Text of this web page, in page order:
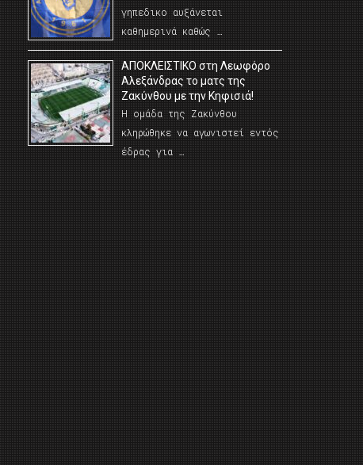
γηπεδικο αυξάνεται
καθημερινά καθώς …
AΠΟΚΛΕΙΣΤΙΚΟ στη Λεωφόρο
Αλεξάνδρας το ματς της
Ζακύνθου με την Κηφισιά!
Η ομάδα της Ζακύνθου
κληρώθηκε να αγωνιστεί εντός
έδρας για …